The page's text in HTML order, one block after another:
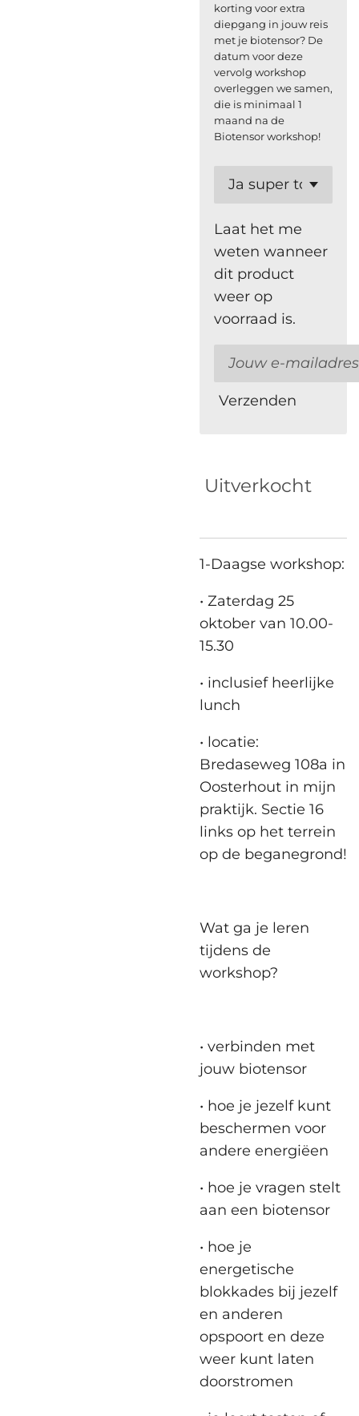
korting voor extra
diepgang in jouw reis
met je biotensor? De
datum voor deze
vervolg workshop
overleggen we samen,
die is minimaal 1
maand na de
Biotensor workshop!
Laat het me
weten wanneer
dit product
weer op
voorraad is.
Verzenden
Uitverkocht
1-Daagse workshop:
• Zaterdag 25
oktober van 10.00-
15.30
• inclusief heerlijke
lunch
• locatie:
Bredaseweg 108a in
Oosterhout in mijn
praktijk. Sectie 16
links op het terrein
op de beganegrond!
Wat ga je leren
tijdens de
workshop?
• verbinden met
jouw biotensor
• hoe je jezelf kunt
beschermen voor
andere energiëen
• hoe je vragen stelt
aan een biotensor
• hoe je
energetische
blokkades bij jezelf
en anderen
opspoort en deze
weer kunt laten
doorstromen